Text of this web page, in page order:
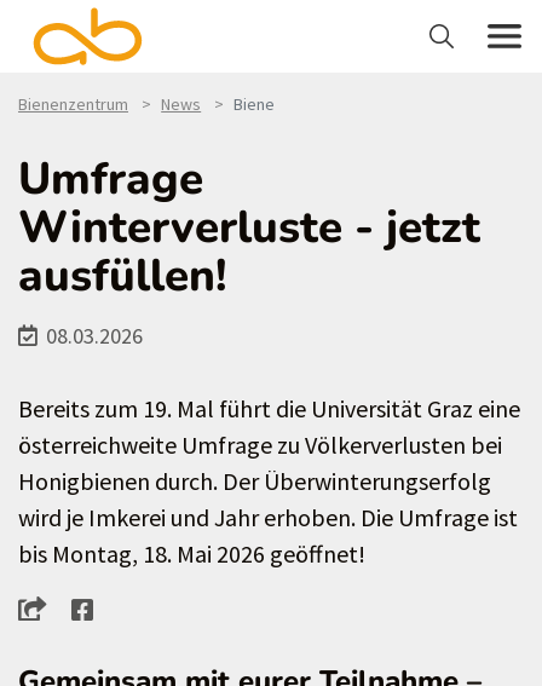
Bienenzentrum News Biene
Umfrage
Winterverluste - jetzt
ausfüllen!
08.03.2026
Bereits zum 19. Mal führt die Universität Graz eine
österreichweite Umfrage zu Völkerverlusten bei
Honigbienen durch. Der Überwinterungserfolg
wird je Imkerei und Jahr erhoben. Die Umfrage ist
bis Montag, 18. Mai 2026 geöffnet!